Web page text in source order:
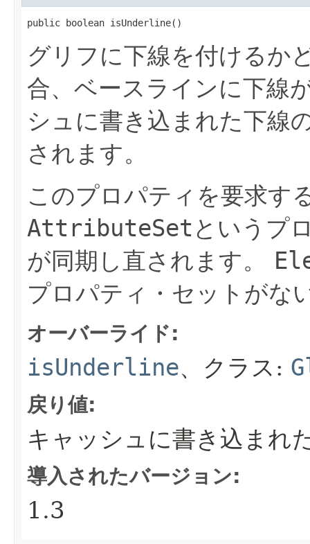
public boolean isUnderline()
グリフに下線を付けるか
合、ベースラインに下線
シュに書き込まれた下線
されます。
このプロパティを要求す
AttributeSet というプ
が同期し直されます。
プロパティ・セットがな
オーバーライド:
isUnderline、クラス:
戻り値:
キャッシュに書き込まれ
導入されたバージョン:
1.3